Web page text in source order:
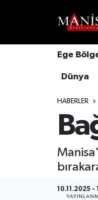
Ege
Dünya
HABERLER
10.11.2025 -
Tüm Manşetler
Son Dakika
Haber Arşivi